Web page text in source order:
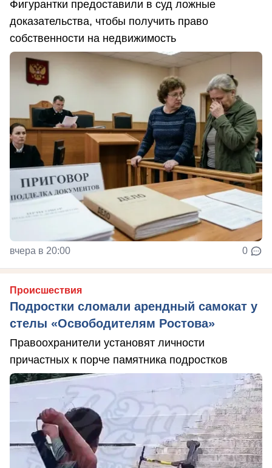
Фигурантки предоставили в суд ложные
доказательства, чтобы получить право
собственности на недвижимость
вчера в 20:00 0
Происшествия
Подростки сломали арендный самокат у
стелы «Освободителям Ростова»
Правоохранители установят личности
причастных к порче памятника подростков